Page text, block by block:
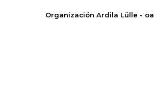
Organización Ardila Lülle -